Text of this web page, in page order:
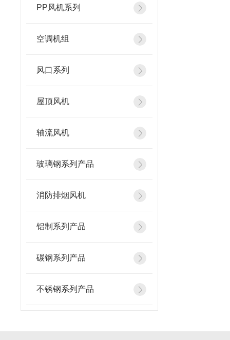
PP风机系列
空调机组
风口系列
屋顶风机
轴流风机
玻璃钢系列产品
消防排烟风机
铝制系列产品
碳钢系列产品
不锈钢系列产品